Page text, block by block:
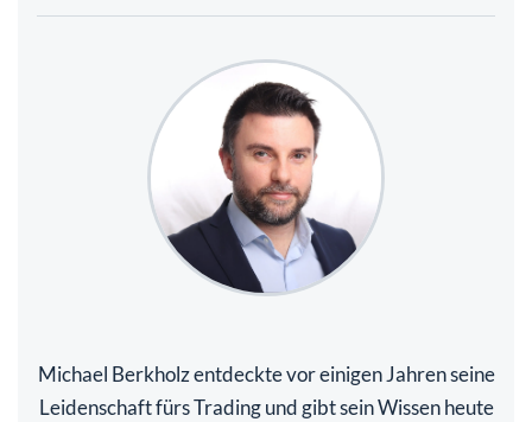
Michael Berkholz entdeckte vor einigen Jahren seine
Leidenschaft fürs Trading und gibt sein Wissen heute